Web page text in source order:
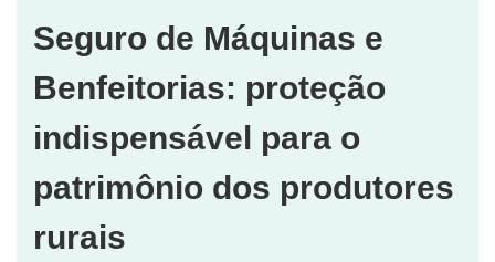
Seguro de Máquinas e
Benfeitorias: proteção
indispensável para o
patrimônio dos produtores
rurais